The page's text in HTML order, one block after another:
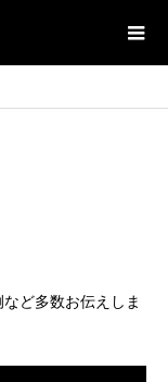
ど多数お伝えしま